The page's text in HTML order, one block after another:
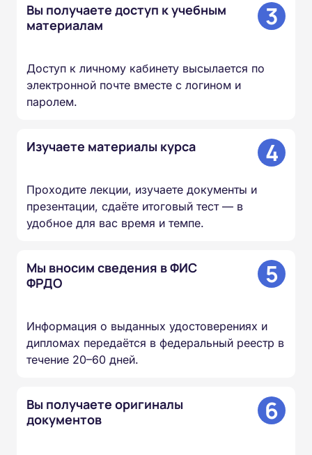
Вы получаете доступ к учебным
материалам
3
Доступ к личному кабинету высылается по
электронной почте вместе с логином и
паролем.
Изучаете материалы курса 4
Проходите лекции, изучаете документы и
презентации, сдаёте итоговый тест — в
удобное для вас время и темпе.
Мы вносим сведения в ФИС
ФРДО
5
Информация о выданных удостоверениях и
дипломах передаётся в федеральный реестр в
течение 20–60 дней.
Вы получаете оригиналы
документов
6